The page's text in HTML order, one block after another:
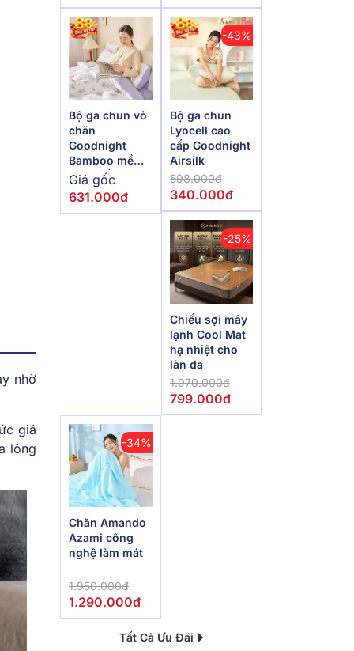
nhờ
giá
lông
Bộ ga chun vỏ
chăn
Goodnight
Bamboo mềm
mại, điều hòa
thân nhiệt
Giá gốc
631.000đ
-43%
Bộ ga chun
Lyocell cao
cấp Goodnight
Airsilk
598.000đ
340.000đ
-25%
Chiếu sợi mây
lạnh Cool Mat
hạ nhiệt cho
làn da
1.070.000đ
799.000đ
-34%
Chăn Amando
Azami công
nghệ làm mát
1.950.000đ
1.290.000đ
Tất Cả Ưu Đãi